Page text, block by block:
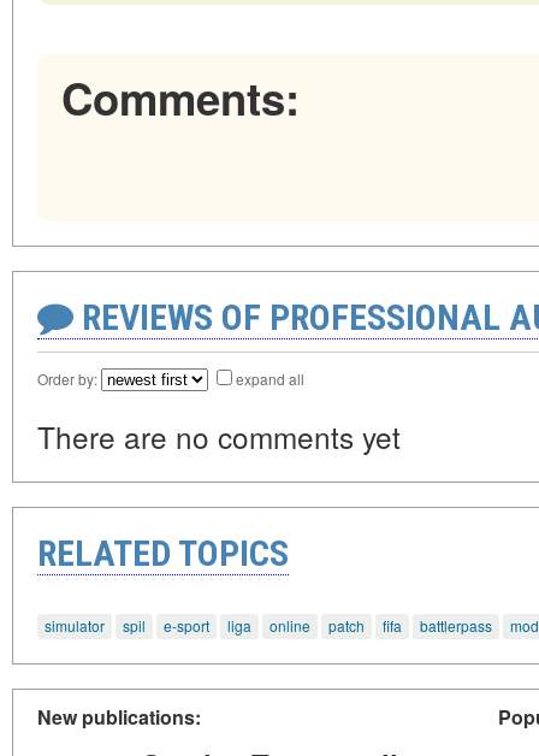
Comments:
REVIEWS OF PROFESSIONAL
Order by: expand all
There are no comments yet
RELATED TOPICS
simulator spil e-sport liga online patch fifa battlerpass
New publications: